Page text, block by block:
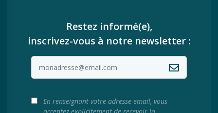
Restez informé(e),
inscrivez-vous à notre newsletter :
En renseignant votre adresse email, vous